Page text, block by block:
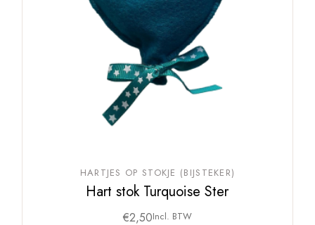
HARTJES OP STOKJE (BIJSTEKER)
Hart stok Turquoise Ster
€2,50Incl. BTW